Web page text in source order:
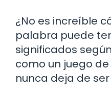
¿No es increíble
palabra puede
significados
como un juego
nunca deja de